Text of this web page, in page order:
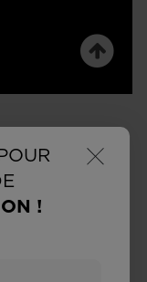
×
!